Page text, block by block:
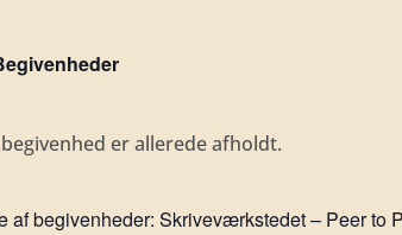
er allerede afholdt.
af begivenheder: Skriveværkstedet – Peer to